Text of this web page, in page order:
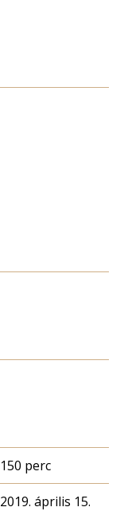
150 perc
2019. április 15.